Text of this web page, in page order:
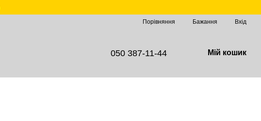
Порівняння Бажання Вхід
050 387-11-44 Мій кошик